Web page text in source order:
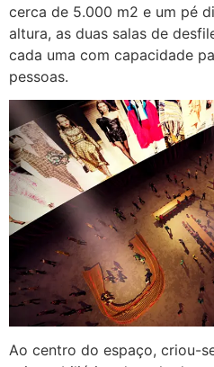
cerca de 5.000 m2 e um pé
altura, as duas salas de
cada uma com capacidade
pessoas.
Ao centro do espaço, criou-